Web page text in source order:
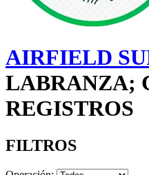
AIRFIELD
LABRANZA;
REGISTROS
FILTROS